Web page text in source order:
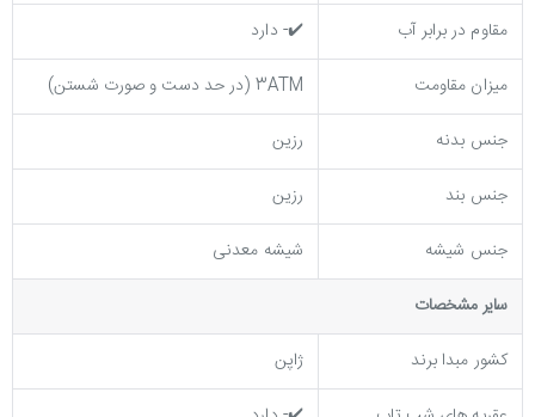
مقاوم در برابر آب
✔️- دارد
میزان مقاومت
3ATM (در حد دست و صورت شستن)
جنس بدنه
رزین
جنس بند
رزین
جنس شیشه
شیشه معدنی
ساير مشخصات
کشور مبدا برند
ژاپن